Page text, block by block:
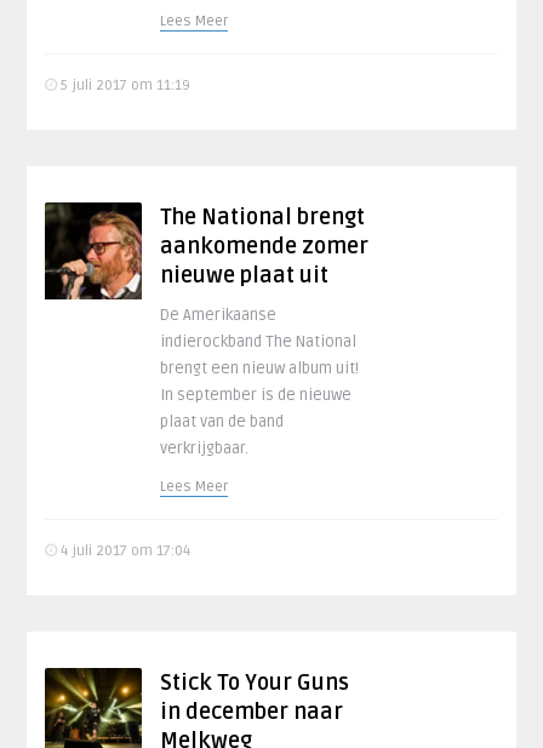
Lees Meer
5 juli 2017 om 11:19
The National brengt
aankomende zomer
nieuwe plaat uit
De Amerikaanse
indierockband The National
brengt een nieuw album uit!
In september is de nieuwe
plaat van de band
verkrijgbaar.
Lees Meer
4 juli 2017 om 17:04
Stick To Your Guns
in december naar
Melkweg